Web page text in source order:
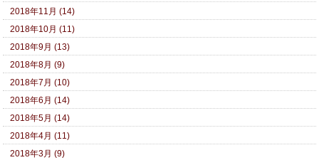
2018年11月 (14)
2018年10月 (11)
2018年9月 (13)
2018年8月 (9)
2018年7月 (10)
2018年6月 (14)
2018年5月 (14)
2018年4月 (11)
2018年3月 (9)